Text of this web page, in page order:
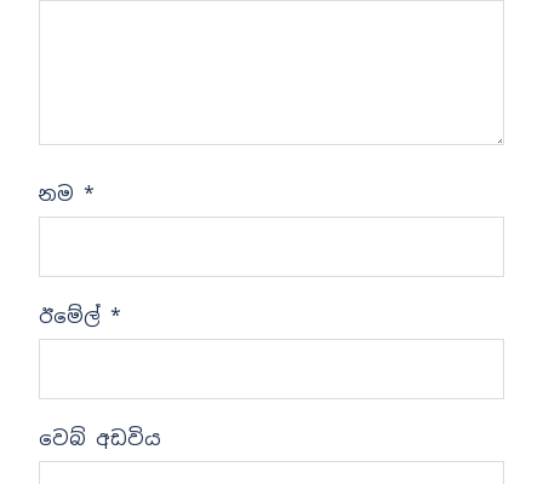
නම *
ඊමේල් *
වෙබ් අඩවිය